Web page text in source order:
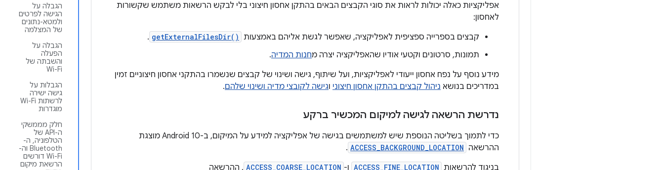
הגבלה על
הגישה לפרטים
ולמטא-נתונים
של המצלמה
הגבלה על
הפעלה
והשבתה של
Wi-Fi
הגבלות על
גישה ישירה
לרשתות Wi-Fi
מוגדרות
חלק מממשקי
ה-API של
הטלפוניה, ה-
Bluetooth וה-
Wi-Fi דורשים
הרשאת מיקום
אפליקציות כאלה יכולות לראות את סוגי הקבצים הבאים בהתקן אחסון חיצוני בלי לבקש הרשאות משתמש שקשורות
לאחסון:
קבצים בספרייה ספציפית לאפליקציה, שאפשר לגשת אליהם באמצעות getExternalFilesDir()
.
תמונות, סרטונים וקטעי אודיו שהאפליקציה יצרה מחנות המדיה.
מידע נוסף על נפח אחסון ייעודי לאפליקציות, ועל שיתוף, גישה ושינוי של קבצים שנשמרו בהתקני אחסון חיצוניים זמין
במדריכים בנושא ניהול קבצים בהתקן אחסון חיצוני וגישה לקובצי מדיה ושינוי שלהם.
נדרשת הרשאה לגישה למיקום המכשיר ברקע
כדי לתמוך בשליטה הנוספת שיש למשתמשים בגישה של אפליקציה למידע על המיקום, ב-Android 10 מוצגת
ההרשאה ACCESS_BACKGROUND_LOCATION
.
בניגוד להרשאות ACCESS_FINE_LOCATION ו- ACCESS_COARSE_LOCATION , ההרשאה